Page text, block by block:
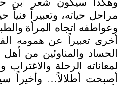
وهكذا سيكون شعر ابن
مراحل حياته، وتعبيراً
وعواطفه اتجاه المرأة
أخرى تعبيراً عن همومه
الحساد والمناوئين من
لمعاناته الرحلة والاغتراب
أصبحت أطلالاً… وأخيراً